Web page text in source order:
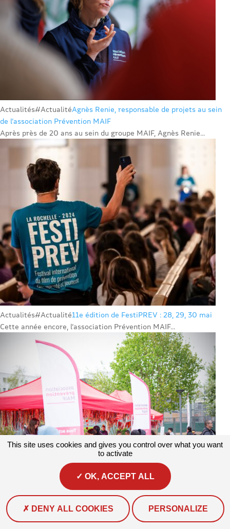
Actualités#ActualitéAgnès Renie, responsable de projets au sein
de l’association Prévention MAIF
Après près de 20 ans au sein du groupe MAIF, Agnès Renie...
Actualités#Actualité11e édition de FestiPREV : 28, 29, 30 mai
Cette année encore, l’association Prévention MAIF...
Actualités#Actualité #Environnement Lille accueille la première
édition du Printemps du Climat : un bilan qui donne envie de
This site uses cookies and gives you control over what you want
to activate
OK, ACCEPT ALL
DENY ALL COOKIES PERSONALIZE